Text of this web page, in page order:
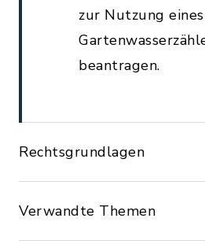
zur Nutzung eines
beantragen.
Rechtsgrundlagen
Verwandte Themen